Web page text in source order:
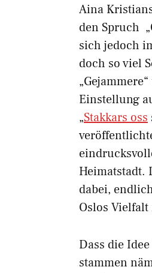
Aina
den Spruch
sich jedoch
doch so viel
Einstellung
„Stakkars oss
Heimatstadt.
dabei,
Oslos
Dass die
stammen